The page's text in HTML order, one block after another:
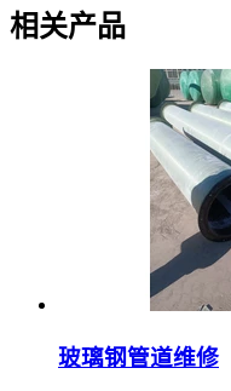
相关产品
玻璃钢管道维修